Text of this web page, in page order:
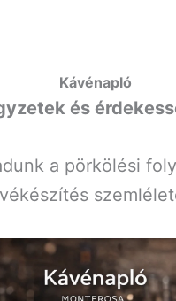
Kávénapló
és
a pörkölési